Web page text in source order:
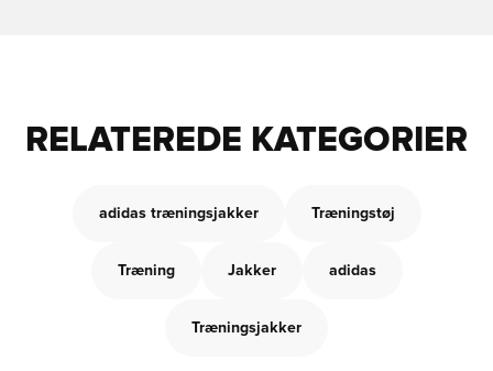
RELATEREDE KATEGORIER
adidas træningsjakker Træningstøj
Træning Jakker adidas
Træningsjakker